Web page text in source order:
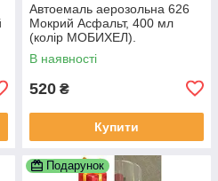
Автоемаль аерозольна 626
Мокрий Асфальт, 400 мл
(колір МОБИХЕЛ).
В наявності
520 ₴
Купити
Подарунок